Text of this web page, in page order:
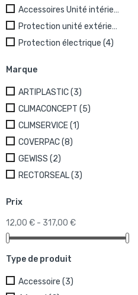
Accessoires Unité intérieure
Protection unité extérieur
Protection électrique (4)
Marque
ARTIPLASTIC(3)
CLIMACONCEPT (5)
CLIMSERVICE(1)
COVERPAC(8)
GEWISS (2)
RECTORSEAL(3)
Prix
12,00 € - 317,00 €
Type de produit
Accessoire (3)